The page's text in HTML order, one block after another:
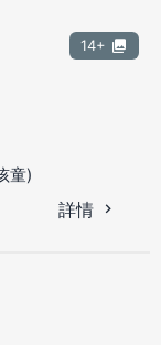
14+
童)
詳情